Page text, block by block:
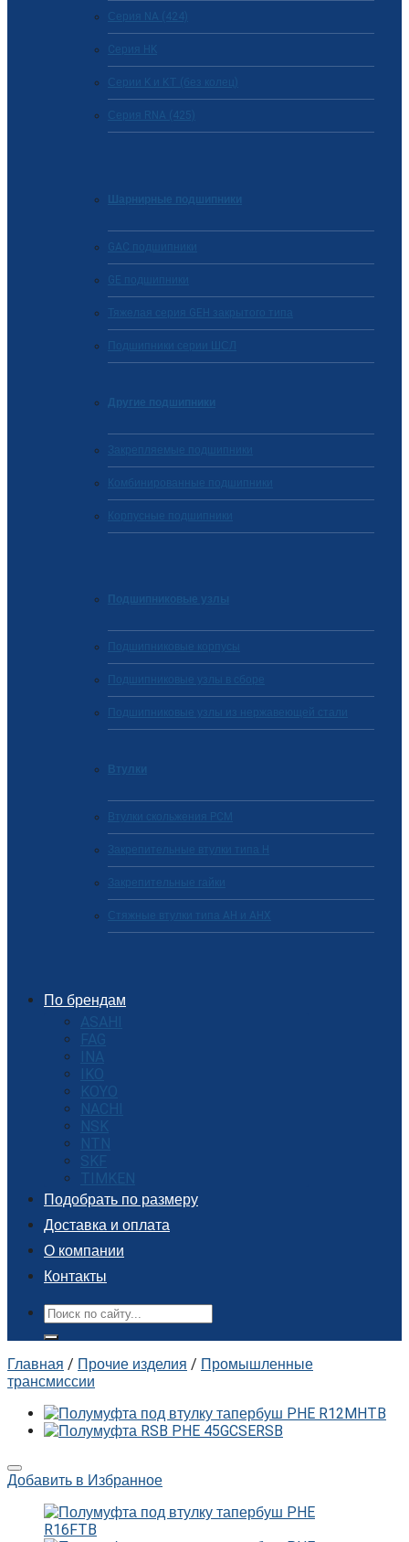
Серия NA (424)
Cерия HK
Серии K и KT (без колец)
Серия RNA (425)
Шарнирные подшипники
GAC подшипники
GE подшипники
Тяжелая серия GEH закрытого типа
Подшипники серии ШСЛ
Другие подшипники
Закрепляемые подшипники
Комбинированные подшипники
Корпусные подшипники
Подшипниковые узлы
Подшипниковые корпусы
Подшипниковые узлы в сборе
Подшипниковые узлы из нержавеющей стали
Втулки
Втулки скольжения PCM
Закрепительные втулки типа H
Закрепительные гайки
Стяжные втулки типа AH и AHX
По брендам
ASAHI
FAG
INA
IKO
KOYO
NACHI
NSK
NTN
SKF
TIMKEN
Подобрать по размеру
Доставка и оплата
О компании
Контакты
Поиск:
Главная / Прочие изделия / Промышленные
трансмиссии
Добавить в Избранное